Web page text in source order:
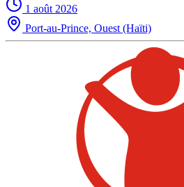
1 août 2026
Port-au-Prince, Ouest (Haïti)